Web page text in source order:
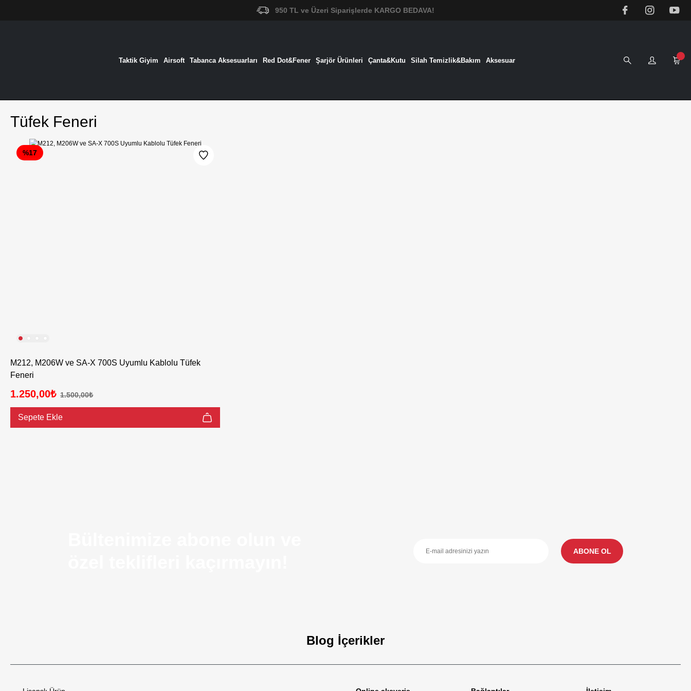
950 TL ve Üzeri Siparişlerde KARGO BEDAVA!
Taktik Giyim Airsoft Tabanca Aksesuarları Red Dot&Fener Şarjör Ürünleri Çanta&Kutu Silah Temizlik&Bakım Aksesuar
Tüfek Feneri
%17
M212, M206W ve SA-X 700S Uyumlu Kablolu Tüfek
Feneri
1.250,00₺ 1.500,00₺
Sepete Ekle
ABONE OL
Blog İçerikler